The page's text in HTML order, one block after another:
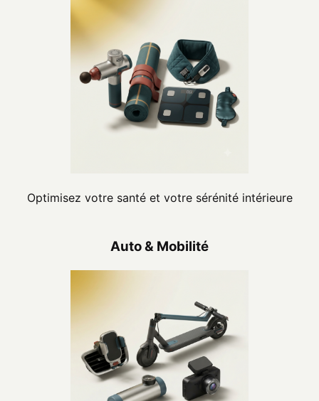
Optimisez votre santé et votre sérénité intérieure
Auto & Mobilité